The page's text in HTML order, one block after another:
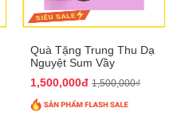
Quà Tặng Trung Thu Dạ
Nguyệt Sum Vầy
1,500,000đ 1,500,000₫